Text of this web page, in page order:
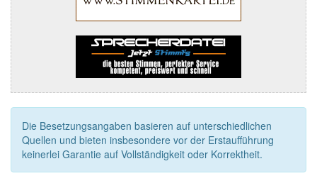
Die Besetzungsangaben basieren auf unterschiedlichen
Quellen und bieten insbesondere vor der Erstaufführung
keinerlei Garantie auf Vollständigkeit oder Korrektheit.